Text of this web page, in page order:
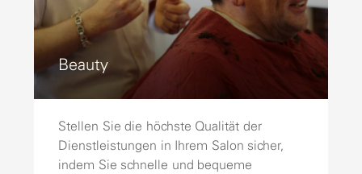
Beauty
Stellen Sie die höchste Qualität der
Dienstleistungen in Ihrem Salon sicher,
indem Sie schnelle und bequeme